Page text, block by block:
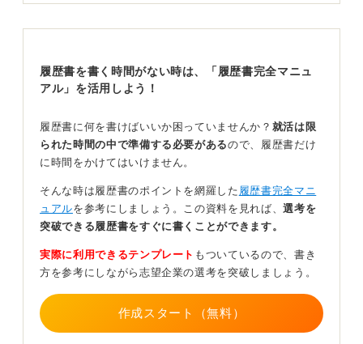
す。それだけ質問者さんにとっては仕事と家庭の両立と
るだろう」という判断をする人もいるでしょう。しかし
質問者さんはそうではないわけです。ここで大事なの
観による判断でしかないということです。その価値観を
崩してまで仕事をすると長続きしない可能性がありま
す。
人の選択に正解はないからこそ後悔しないほうを選
ぶことが大切
今はその会社で時短可能なパート募集を見つけ、応募す
ることを検討中なのですよね。一度断った会社に再度応
るようですが、結論としては「応募してみるべき」で
す。
履歴書を書く時間がない時は、「履歴書完全マニュ
アル」を活用しよう！
履歴書に何を書けばいいか困っていませんか？ 就活は限
られた時間の中で準備する必要があるので、履歴書だけ
に時間をかけてはいけません。
そんな時は履歴書のポイントを網羅した 履歴書完全マニ
ュアルを参考にしましょう。この資料を見れば、選考を
突破できる履歴書をすぐに書くことができます。
実際に利用できるテンプレート もついているので、書き
方を参考にしながら志望企業の選考を突破しましょう。
作成スタート（無料）